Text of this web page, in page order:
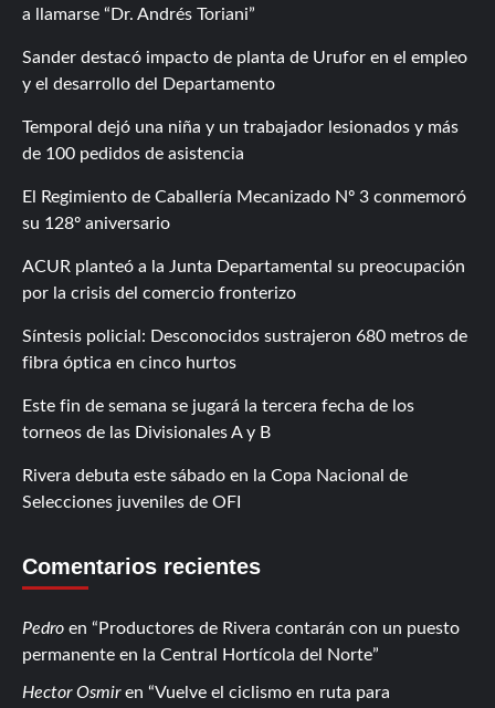
a llamarse “Dr. Andrés Toriani”
Sander destacó impacto de planta de Urufor en el empleo
y el desarrollo del Departamento
Temporal dejó una niña y un trabajador lesionados y más
de 100 pedidos de asistencia
El Regimiento de Caballería Mecanizado Nº 3 conmemoró
su 128º aniversario
ACUR planteó a la Junta Departamental su preocupación
por la crisis del comercio fronterizo
Síntesis policial: Desconocidos sustrajeron 680 metros de
fibra óptica en cinco hurtos
Este fin de semana se jugará la tercera fecha de los
torneos de las Divisionales A y B
Rivera debuta este sábado en la Copa Nacional de
Selecciones juveniles de OFI
Comentarios recientes
Pedro en
Productores de Rivera contarán con un puesto
permanente en la Central Hortícola del Norte
Hector Osmiren
Vuelve el ciclismo en ruta para